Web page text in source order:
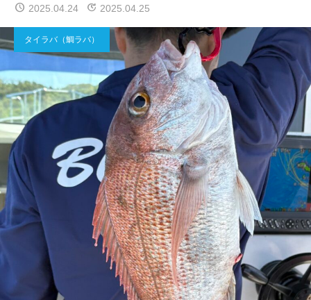
2025.04.24 2025.04.25
タイラバ（鯛ラバ）